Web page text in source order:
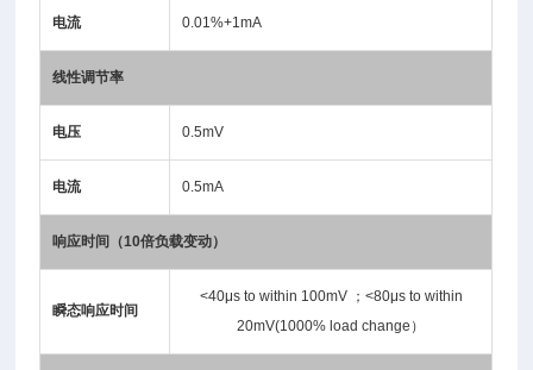
电流 0.01%+1mA
线性调节率
电压 0.5mV
电流 0.5mA
响应时间（10倍负载变动）
瞬态响应时间
<40μs to within 100mV ；<80μs to within
20mV(1000% load change）